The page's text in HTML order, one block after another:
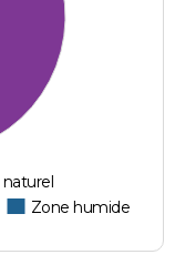
naturel
Zone humide